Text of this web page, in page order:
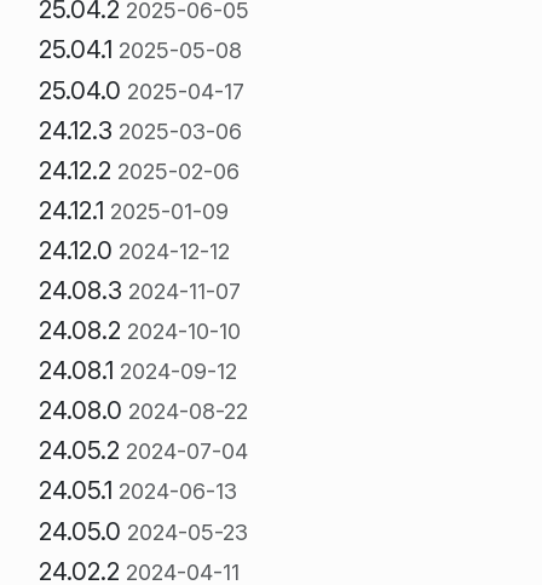
25.04.2 2025-06-05
25.04.1 2025-05-08
25.04.0 2025-04-17
24.12.3 2025-03-06
24.12.2 2025-02-06
24.12.1 2025-01-09
24.12.0 2024-12-12
24.08.3 2024-11-07
24.08.2 2024-10-10
24.08.1 2024-09-12
24.08.0 2024-08-22
24.05.2 2024-07-04
24.05.1 2024-06-13
24.05.0 2024-05-23
24.02.2 2024-04-11